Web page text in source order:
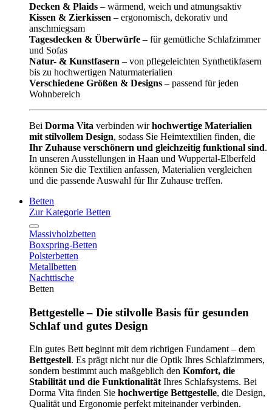
Decken & Plaids – wärmend, weich und atmungsaktiv
Kissen & Zierkissen – ergonomisch, dekorativ und
anschmiegsam
Tagesdecken & Überwürfe – für gemütliche Schlafzimmer
und Sofas
Natur- & Kunstfasern – von pflegeleichten Synthetikfasern
bis zu hochwertigen Naturmaterialien
Verschiedene Größen & Designs – passend für jeden
Wohnbereich
Bei Dorma Vita verbinden wirhochwertige Materialien
mit stilvollem Design, sodass Sie Heimtextilien finden, die
Ihr Zuhause verschönern und gleichzeitig funktional sind.
In unseren Ausstellungen in Haan und Wuppertal-Elberfeld
können Sie die Textilien anfassen, Materialien vergleichen
und die passende Auswahl für Ihr Zuhause treffen.
Betten
Zur Kategorie Betten
Massivholzbetten
Boxspring-Betten
Polsterbetten
Metallbetten
Nachttische
Betten
Bettgestelle – Die stilvolle Basis für gesunden
Schlaf und gutes Design
Ein gutes Bett beginnt mit dem richtigen Fundament – dem
Bettgestell. Es prägt nicht nur die Optik Ihres Schlafzimmers,
sondern bestimmt auch maßgeblich den Komfort, die
Stabilität und die Funktionalität Ihres Schlafsystems. Bei
Dorma Vita finden Sie hochwertige Bettgestelle, die Design,
Qualität und Ergonomie perfekt miteinander verbinden.